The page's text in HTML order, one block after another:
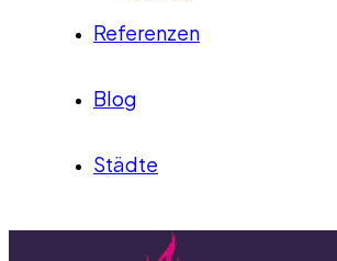
Referenzen
Blog
Städte